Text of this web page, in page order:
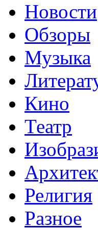
Новости
Обзоры
Музыка
Кино
Театр
Религия
Разное